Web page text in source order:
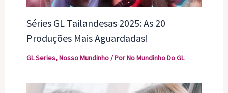
Séries GL Tailandesas 2025: As 20
Produções Mais Aguardadas!
GL Series,Nosso Mundinho/ PorNo Mundinho Do GL